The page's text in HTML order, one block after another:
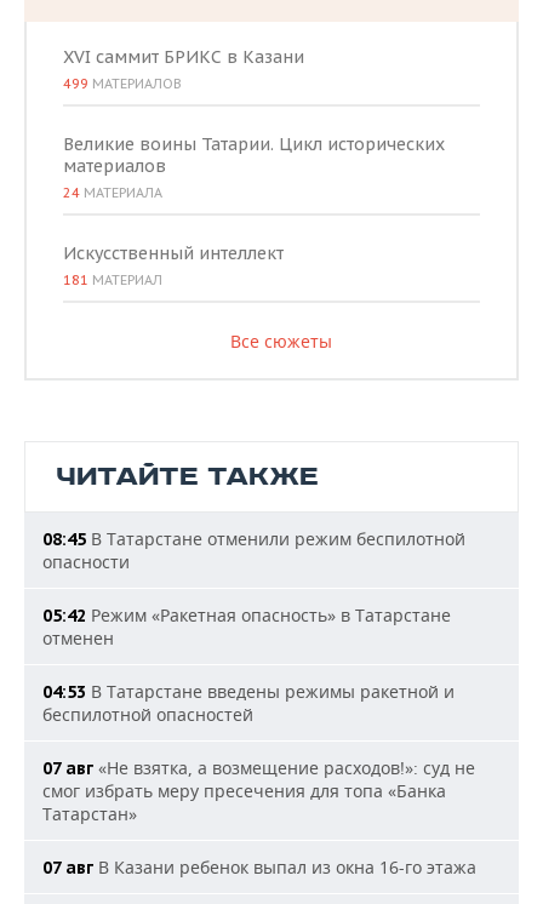
XVI саммит БРИКС в Казани
499 МАТЕРИАЛОВ
Великие воины Татарии. Цикл исторических
материалов
24 МАТЕРИАЛА
Искусственный интеллект
181 МАТЕРИАЛ
Все сюжеты
ЧИТАЙТЕ ТАКЖЕ
08:45 В Татарстане отменили режим беспилотной
опасности
05:42 Режим «Ракетная опасность» в Татарстане
отменен
04:53 В Татарстане введены режимы ракетной и
беспилотной опасностей
07 авг «Не взятка, а возмещение расходов!»: суд не
смог избрать меру пресечения для топа «Банка
Татарстан»
07 авг В Казани ребенок выпал из окна 16-го этажа